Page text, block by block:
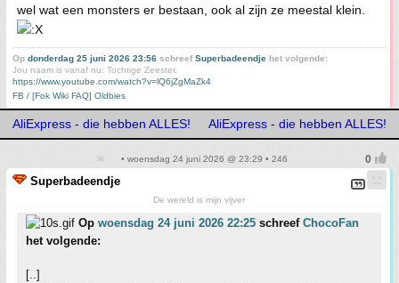
wel wat een monsters er bestaan, ook al zijn ze meestal klein.
Op donderdag 25 juni 2026 23:56 schreefSuperbadeendje het volgende:
Jou naam is vanaf nu: Tochtige Zeester.
https://www.youtube.com/watch?v=lQ6jZgMaZk4
FB / [Fok Wiki FAQ] Oldbies
AliExpress - die hebben ALLES! AliExpress - die hebben ALLES!
• woensdag 24 juni 2026 @ 23:29 • 246
Superbadeendje
De wereld is mijn vijver
Op woensdag 24 juni 2026 22:25 schreef ChocoFan
het volgende:
[..]